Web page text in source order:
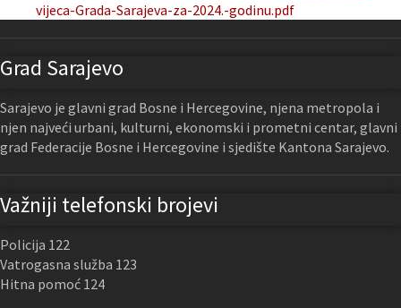
vijeca-Grada-Sarajeva-za-2024.-godinu.pdf
Grad Sarajevo
Sarajevo je glavni grad Bosne i Hercegovine, njena metropola i
njen najveći urbani, kulturni, ekonomski i prometni centar, glavni
grad Federacije Bosne i Hercegovine i sjedište Kantona Sarajevo.
Važniji telefonski brojevi
Policija 122
Vatrogasna služba 123
Hitna pomoć 124